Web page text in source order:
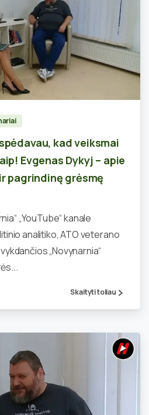
kad veiksmai
Evgenas Dykyj – apie
pagrindinę grėsmę
„YouTube“ kanale
analitiko, ATO veterano
„Novynarnia“
Skaityti toliau